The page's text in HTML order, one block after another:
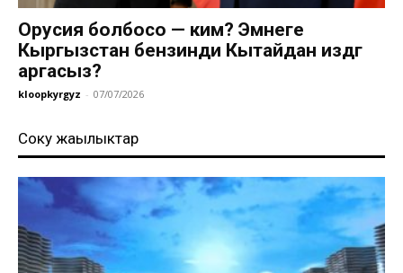
Орусия болбосо — ким? Эмнеге
Кыргызстан бензинди Кытайдан издөөгө
аргасыз?
kloopkyrgyz - 07/07/2026
Соңку жаңылыктар